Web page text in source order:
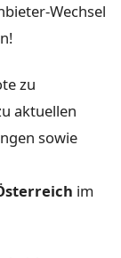
Wechsel
zu
aktuellen
sowie
im